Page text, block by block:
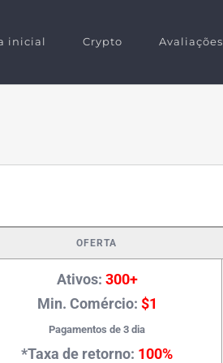
inicial Crypto Avaliações
OFERTA
Ativos: 300+
Min. Comércio: $1
Pagamentos de 3 dia
*Taxa de retorno: 100%